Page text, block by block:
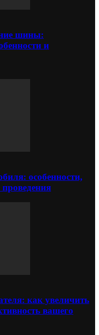
шины:
и
особенности,
как увеличить
вашего